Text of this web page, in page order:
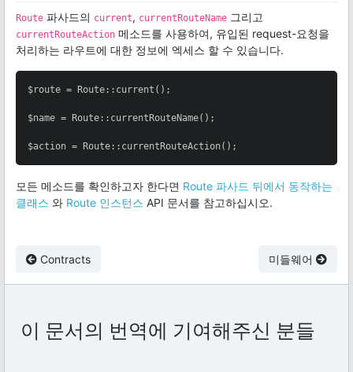
Route 파사드의 current, currentRouteName 그리고
currentRouteAction 메소드를 사용하여, 유입된 request-요청을
처리하는 라우트에 대한 정보에 엑세스 할 수 있습니다.
$route = Route::current();
$name = Route::currentRouteName();
$action = Route::currentRouteAction();
모든 메소드를 확인하고자 한다면 Route 파사드 뒤에서 동작하는
클래스 와 Route 인스턴스 API 문서를 참고하십시오.
Contracts 미들웨어
이 문서의 번역에 기여해주신 분들